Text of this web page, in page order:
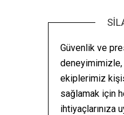
Güvenlik ve
ekiplerimiz
sağlamak için
ihtiyaçlarınıza